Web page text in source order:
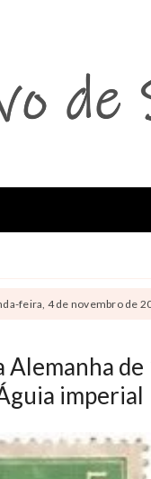
feira, 4 de novembro de
Alemanha de
imperial